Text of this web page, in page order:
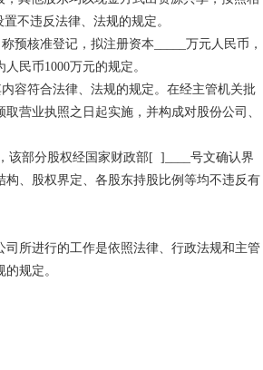
不违反法律、法规的规定。
核准登记，拟注册资本_____万元人民币，
民币1000万元的规定。
容符合法律、法规的规定。在经主管机关批
营业执照之日起实施，并构成对股份公司、
该部分股权经国家财政部[ ]____号文确认界
、股权界定、各股东持股比例等均不违反有
所进行的工作是依照法律、行政法规和主管
规定。